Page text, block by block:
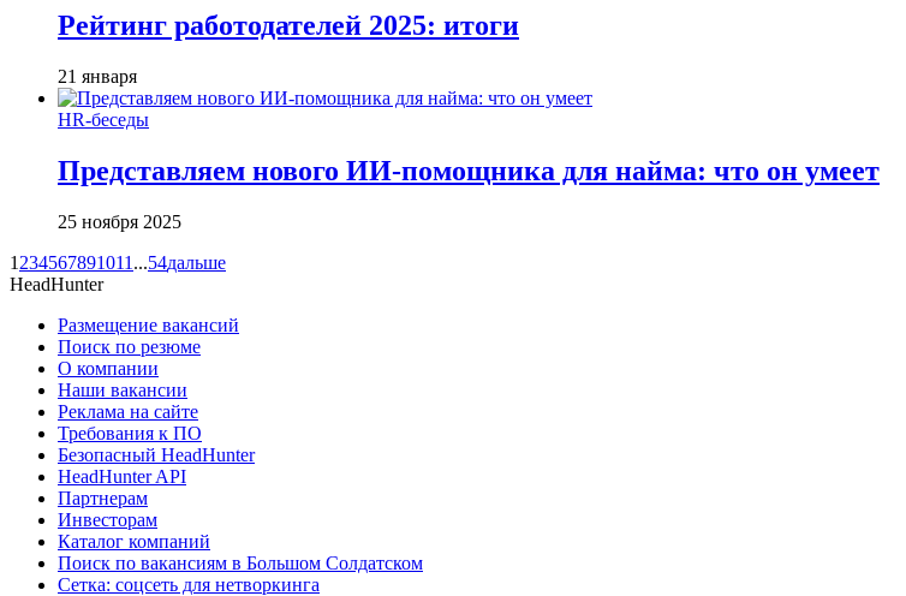
Рейтинг работодателей 2025: итоги
21 января
HR-беседы
Представляем нового ИИ-помощника для найма: что он умеет
25 ноября 2025
1 234567891011 ...54дальше
HeadHunter
Размещение вакансий
Поиск по резюме
О компании
Наши вакансии
Реклама на сайте
Требования к ПО
Безопасный HeadHunter
HeadHunter API
Партнерам
Инвесторам
Каталог компаний
Поиск по вакансиям в Большом Солдатском
Сетка: соцсеть для нетворкинга